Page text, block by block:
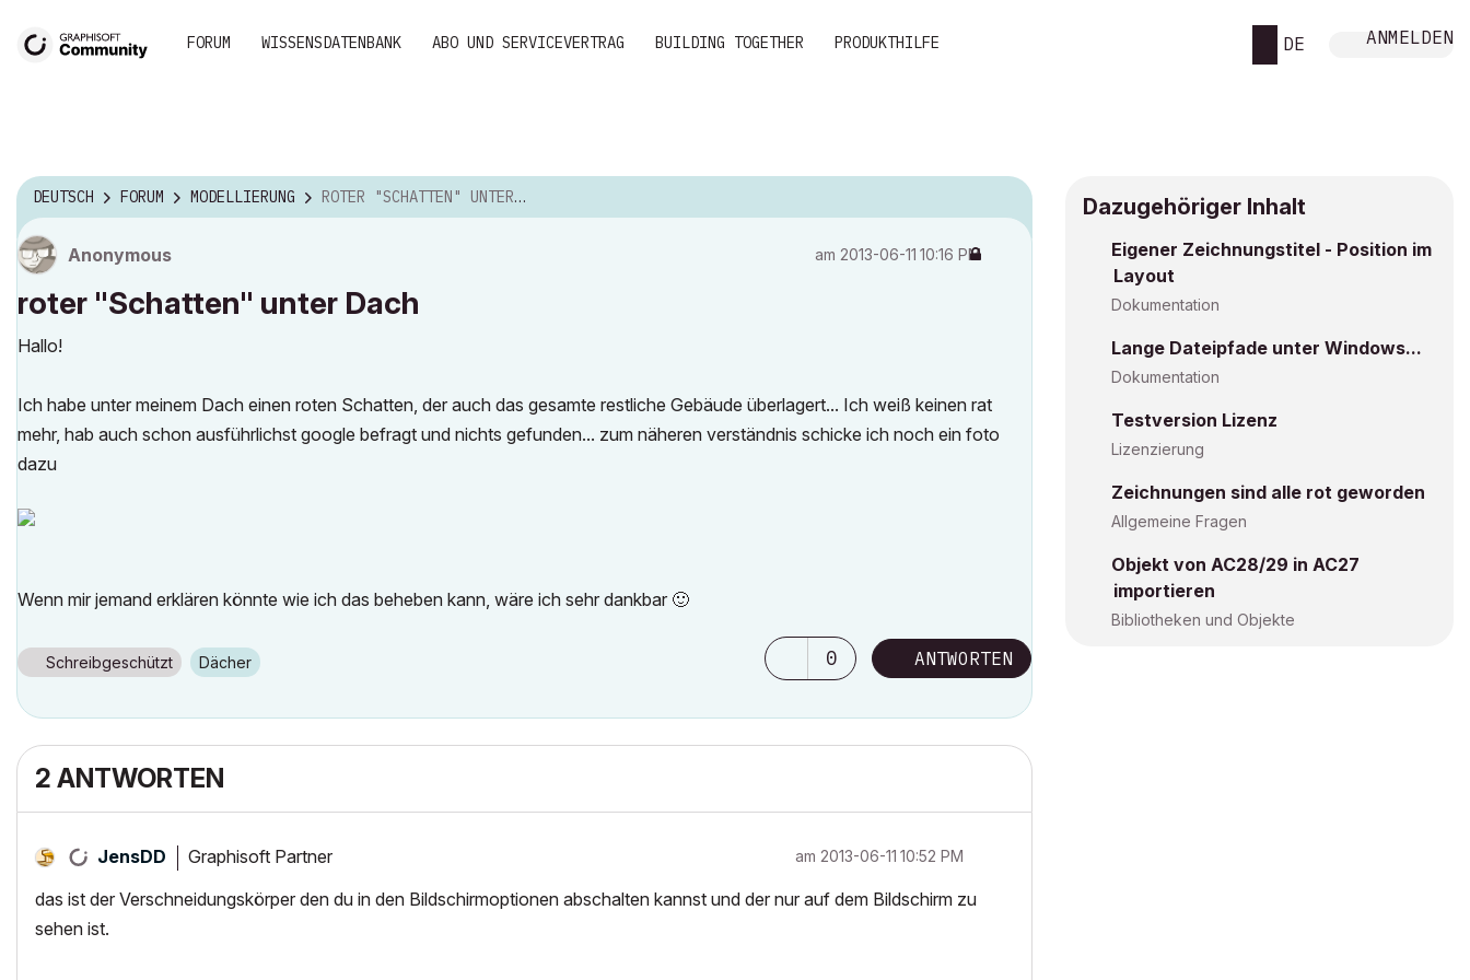
FORUM WISSENSDATENBANK ABO UND SERVICEVERTRAG BUILDING TOGETHER PRODUKTHILFE DE ANMELDEN
DEUTSCH FORUM MODELLIERUNG ROTER "SCHATTEN" UNTER DACH
Anonymous am ‎2013-06-11 10:16 PM
roter "Schatten" unter Dach
Hallo!
Ich habe unter meinem Dach einen roten Schatten, der auch das gesamte restliche Gebäude überlagert... Ich weiß keinen rat
mehr, hab auch schon ausführlichst google befragt und nichts gefunden... zum näheren verständnis schicke ich noch ein foto
dazu
Wenn mir jemand erklären könnte wie ich das beheben kann, wäre ich sehr dankbar 🙂
Schreibgeschützt Dächer 0 ANTWORTEN
2 ANTWORTEN
JensDD Graphisoft Partner am ‎2013-06-11 10:52 PM
das ist der Verschneidungskörper den du in den Bildschirmoptionen abschalten kannst und der nur auf dem Bildschirm zu
sehen ist.
Dazugehöriger Inhalt
Eigener Zeichnungstitel - Position im
Layout
Dokumentation
Lange Dateipfade unter Windows...
Dokumentation
Testversion Lizenz
Lizenzierung
Zeichnungen sind alle rot geworden
Allgemeine Fragen
Objekt von AC28/29 in AC27
importieren
Bibliotheken und Objekte